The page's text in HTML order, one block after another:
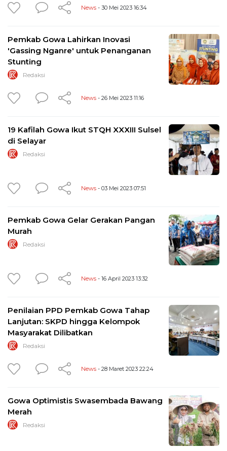
News - 30 Mei 2023 16:34
Pemkab Gowa Lahirkan Inovasi
'Gassing Nganre' untuk Penanganan
Stunting
Redaksi
News - 26 Mei 2023 11:16
19 Kafilah Gowa Ikut STQH XXXIII Sulsel
di Selayar
Redaksi
News - 03 Mei 2023 07:51
Pemkab Gowa Gelar Gerakan Pangan
Murah
Redaksi
News - 16 April 2023 13:32
Penilaian PPD Pemkab Gowa Tahap
Lanjutan: SKPD hingga Kelompok
Masyarakat Dilibatkan
Redaksi
News - 28 Maret 2023 22:24
Gowa Optimistis Swasembada Bawang
Merah
Redaksi